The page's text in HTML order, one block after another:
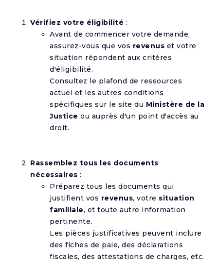
Vérifiez votre éligibilité :
Avant de commencer votre demande,
assurez-vous que vos revenus et votre
situation répondent aux critères
d'éligibilité.
Consultez le plafond de ressources
actuel et les autres conditions
spécifiques sur le site du Ministère de la
Justice ou auprès d'un point d'accès au
droit.
Rassemblez tous les documents
nécessaires :
Préparez tous les documents qui
justifient vos revenus, votre situation
familiale, et toute autre information
pertinente.
Les pièces justificatives peuvent inclure
des fiches de paie, des déclarations
fiscales, des attestations de charges, etc.